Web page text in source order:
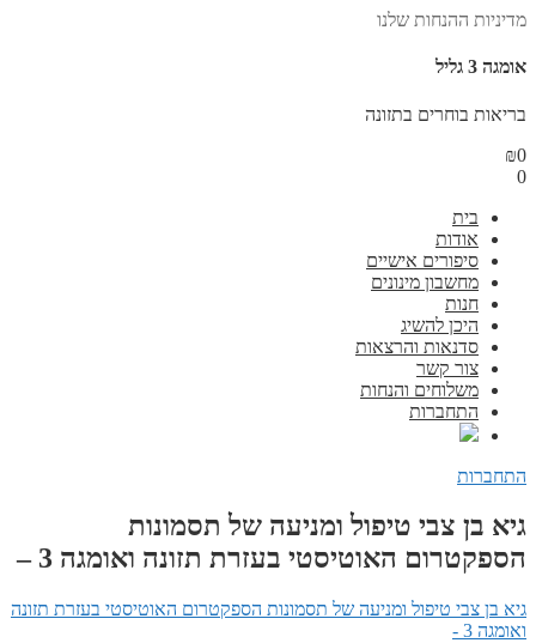
מדיניות ההנחות שלנו
אומגה 3 גליל
בריאות בוחרים בתזונה
₪0
0
בית
אודות
סיפורים אישיים
מחשבון מינונים
חנות
היכן להשיג
סדנאות והרצאות
צור קשר
משלוחים והנחות
התחברות
התחברות
גיא בן צבי טיפול ומניעה של תסמונות
הספקטרום האוטיסטי בעזרת תזונה ואומגה 3 –
גיא בן צבי טיפול ומניעה של תסמונות הספקטרום האוטיסטי בעזרת תזונה
ואומגה 3 -